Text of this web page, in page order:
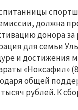
должна
донора
для семьи
и достижения
«Ноксафил»
общей
рублей. К